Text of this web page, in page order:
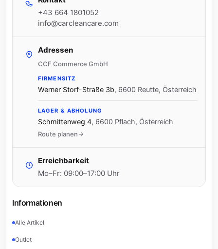
+43 664 1801052
info@carcleancare.com
Adressen
CCF Commerce GmbH
FIRMENSITZ
Werner Storf-Straße 3b, 6600 Reutte, Österreich
LAGER & ABHOLUNG
Schmittenweg 4, 6600 Pflach, Österreich
Route planen
Erreichbarkeit
Mo–Fr: 09:00–17:00 Uhr
Informationen
Alle Artikel
Outlet